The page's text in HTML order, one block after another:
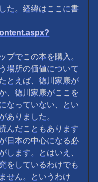
た。経緯はここに書
プでこの本を購入。
場所の価値について
とえば、徳川家康が
、徳川家康がここを
なっていない、とい
ありました。
んだこともあります
日本の中心になる必
します。とはいえ、
をしているわけでも
せん。というわけ